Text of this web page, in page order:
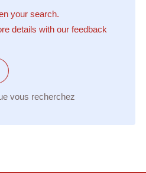
your search.
details with our feedback
vous recherchez